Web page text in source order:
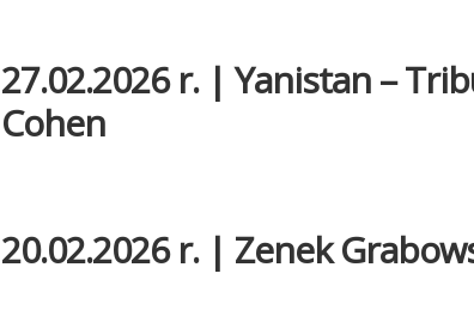
27.02.2026 r. | Yanistan –
Cohen
20.02.2026 r. | Zenek